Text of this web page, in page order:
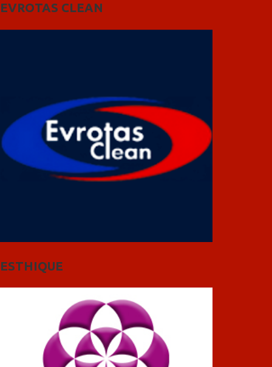
EVROTAS CLEAN
ESTHIQUE